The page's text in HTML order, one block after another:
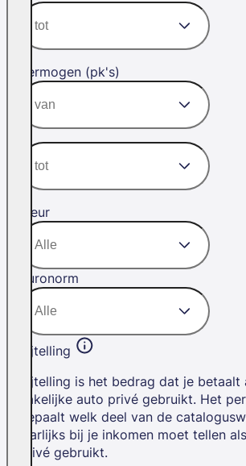
Vermogen (pk's)
Kleur
Euronorm
Bijtelling
Bijtelling is het bedrag dat je betaalt
zakelijke auto privé gebruikt. Het
bepaalt welk deel van de
jaarlijks bij je inkomen moet tellen
privé gebruikt.